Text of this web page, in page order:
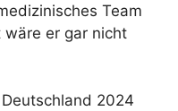
Team
er gar nicht
2024